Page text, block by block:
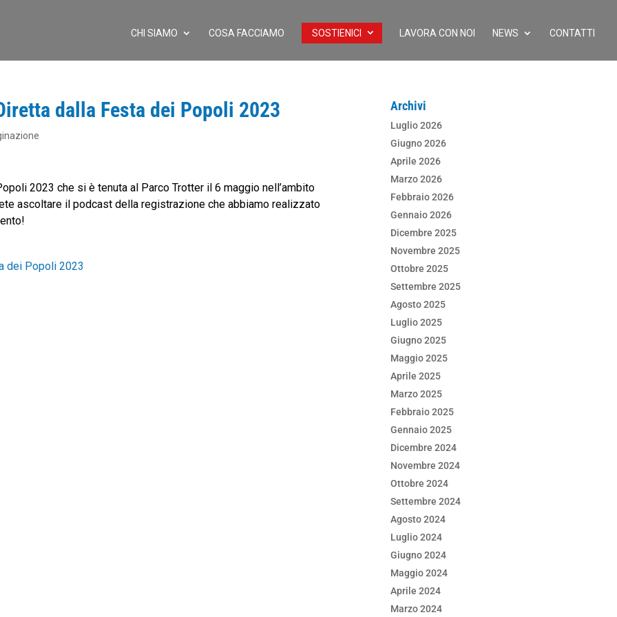
CHI SIAMO COSA FACCIAMO SOSTIENICI LAVORA CON NOI NEWS CONTATTI
dalla Festa dei Popoli 2023
2023 che si è tenuta al Parco Trotter il 6 maggio nell’ambito
ascoltare il podcast della registrazione che abbiamo realizzato
dei Popoli 2023
Archivi
Luglio 2026
Giugno 2026
Aprile 2026
Marzo 2026
Febbraio 2026
Gennaio 2026
Dicembre 2025
Novembre 2025
Ottobre 2025
Settembre 2025
Agosto 2025
Luglio 2025
Giugno 2025
Maggio 2025
Aprile 2025
Marzo 2025
Febbraio 2025
Gennaio 2025
Dicembre 2024
Novembre 2024
Ottobre 2024
Settembre 2024
Agosto 2024
Luglio 2024
Giugno 2024
Maggio 2024
Aprile 2024
Marzo 2024